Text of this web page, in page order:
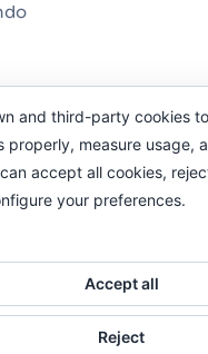
no puede tener
teléfono.
and third-party cookies
properly, measure usage,
accept all cookies,
your preferences.
Accept all
Reject